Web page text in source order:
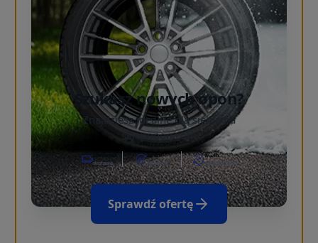
Szukasz nowych opon?
Znajdziesz idealne dla siebie na
sklepopon.com
dostawa
30 dni
na zwrot
w 24h
wysyłka opon
Sprawdź ofertę